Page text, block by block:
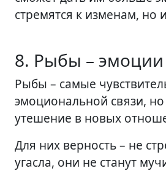
стремятся к изменам, но
8. Рыбы –
Рыбы – самые
эмоциональной связи,
утешение в новых
Для них верность – не
угасла, они не станут